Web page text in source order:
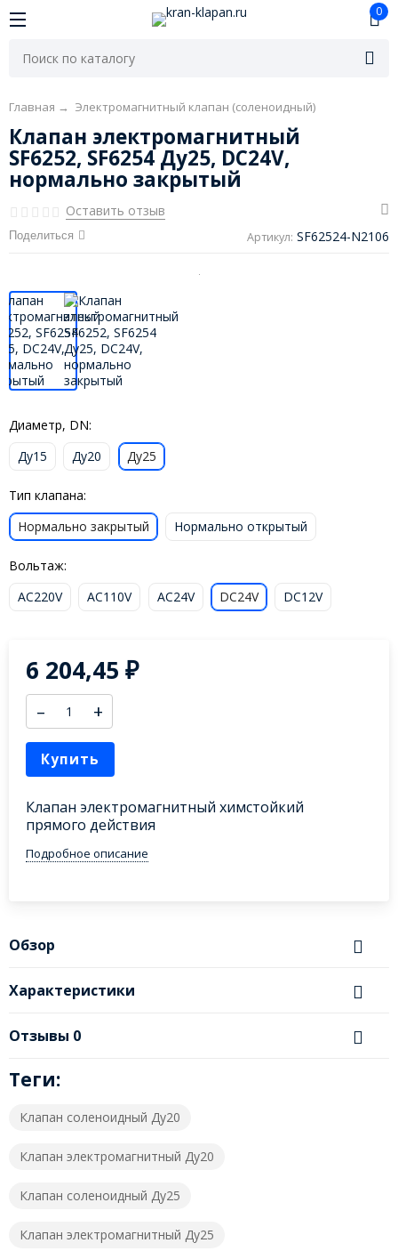
0
Главная → Электромагнитный клапан (соленоидный)
Клапан электромагнитный
SF6252, SF6254 Ду25, DC24V,
нормально закрытый
Оставить отзыв
Поделиться Артикул: SF62524-N2106
Диаметр, DN:
Ду15
Ду20 Ду25
Тип клапана:
Нормально закрытый
Нормально открытый
Вольтаж:
AC220V
AC110V AC24V DC24V DC12V
6 204,45₽
– +
Купить
Клапан электромагнитный химстойкий
прямого действия
Подробное описание
Обзор
Характеристики
Отзывы 0
Теги:
Клапан соленоидный Ду20
Клапан электромагнитный Ду20
Клапан соленоидный Ду25
Клапан электромагнитный Ду25